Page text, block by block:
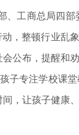
工商总局四
，整顿行业乱
公布，提醒和
子专注学校课
，让孩子健